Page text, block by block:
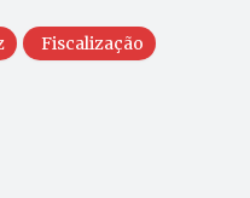
Fiscalização